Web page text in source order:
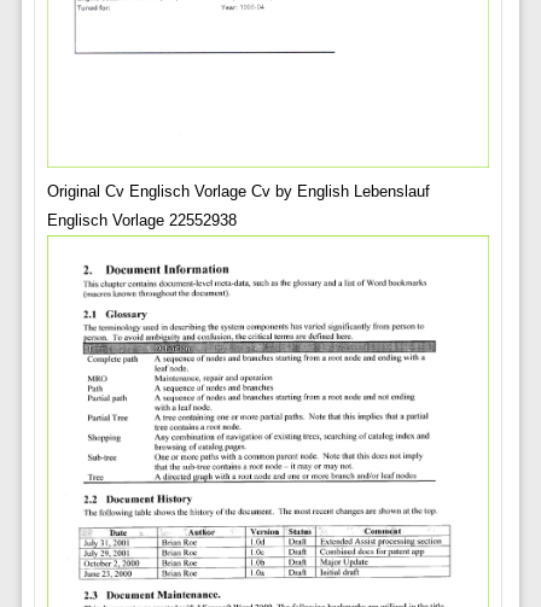
Original Cv Englisch Vorlage Cv by English Lebenslauf
Englisch Vorlage 22552938